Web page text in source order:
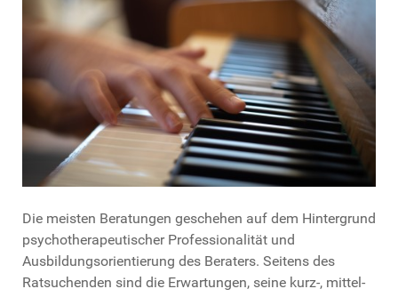
Die meisten Beratungen geschehen auf dem Hintergrund
psychotherapeutischer Professionalität und
Ausbildungsorientierung des Beraters. Seitens des
Ratsuchenden sind die Erwartungen, seine kurz-, mittel-